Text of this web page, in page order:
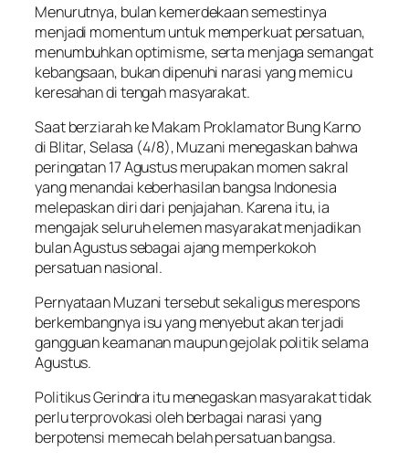
Menurutnya, bulan kemerdekaan semestinya
menjadi momentum untuk memperkuat persatuan,
menumbuhkan optimisme, serta menjaga semangat
kebangsaan, bukan dipenuhi narasi yang memicu
keresahan di tengah masyarakat.
Saat berziarah ke Makam Proklamator Bung Karno
di Blitar, Selasa (4/8), Muzani menegaskan bahwa
peringatan 17 Agustus merupakan momen sakral
yang menandai keberhasilan bangsa Indonesia
melepaskan diri dari penjajahan. Karena itu, ia
mengajak seluruh elemen masyarakat menjadikan
bulan Agustus sebagai ajang memperkokoh
persatuan nasional.
Pernyataan Muzani tersebut sekaligus merespons
berkembangnya isu yang menyebut akan terjadi
gangguan keamanan maupun gejolak politik selama
Agustus.
Politikus Gerindra itu menegaskan masyarakat tidak
perlu terprovokasi oleh berbagai narasi yang
berpotensi memecah belah persatuan bangsa.